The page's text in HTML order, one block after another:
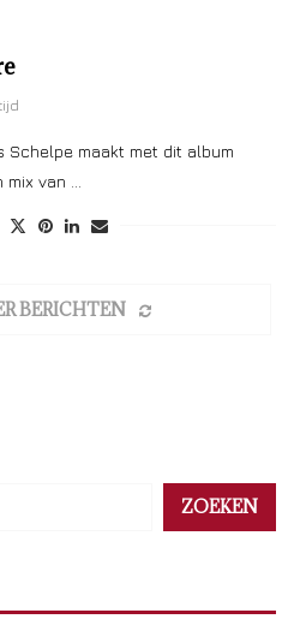
Schelpe maakt met dit album
van …
BERICHTEN
ZOEKEN